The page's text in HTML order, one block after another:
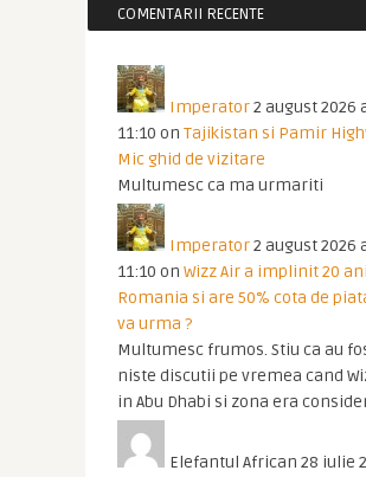
COMENTARII RECENTE
Imperator2 august 2026
11:10 on Tajikistan si Pamir
Mic ghid de vizitare
Multumesc ca ma urmariti
Imperator2 august 2026
11:10 on Wizz Air a implinit 20
Romania si are 50% cota de
va urma ?
Multumesc frumos. Stiu ca au
niste discutii pe vremea cand
in Abu Dhabi si zona era
Elefantul African 28 iulie